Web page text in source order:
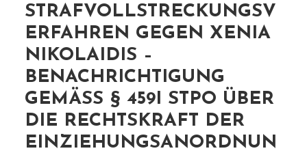
STRAFVOLLSTRECKUNGSV
ERFAHREN GEGEN XENIA
NIKOLAIDIS –
BENACHRICHTIGUNG
GEMÄSS § 459I STPO ÜBER D
IE RECHTSKRAFT DER E
INZIEHUNGSANORDNUNG